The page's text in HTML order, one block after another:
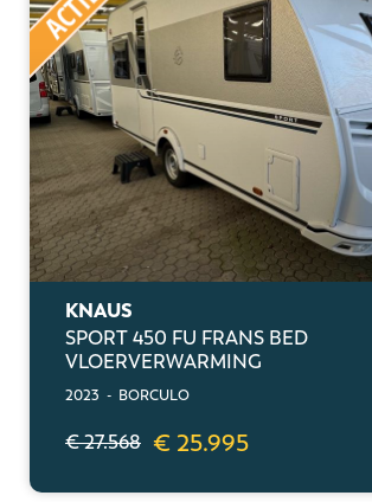
KNAUS
SPORT 450 FU FRANS BED
VLOERVERWARMING
2023 - BORCULO
€ 27.568 € 25.995